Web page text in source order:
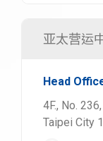
亚太营运
Head
4F., No.
Taipei City